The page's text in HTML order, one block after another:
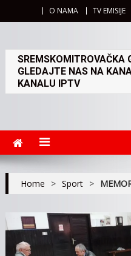
O NAMA TV EMISIJE
SREMSKOMITROVAČKA
GLEDAJTE NAS NA
KANALU IPTV
Home > Sport >